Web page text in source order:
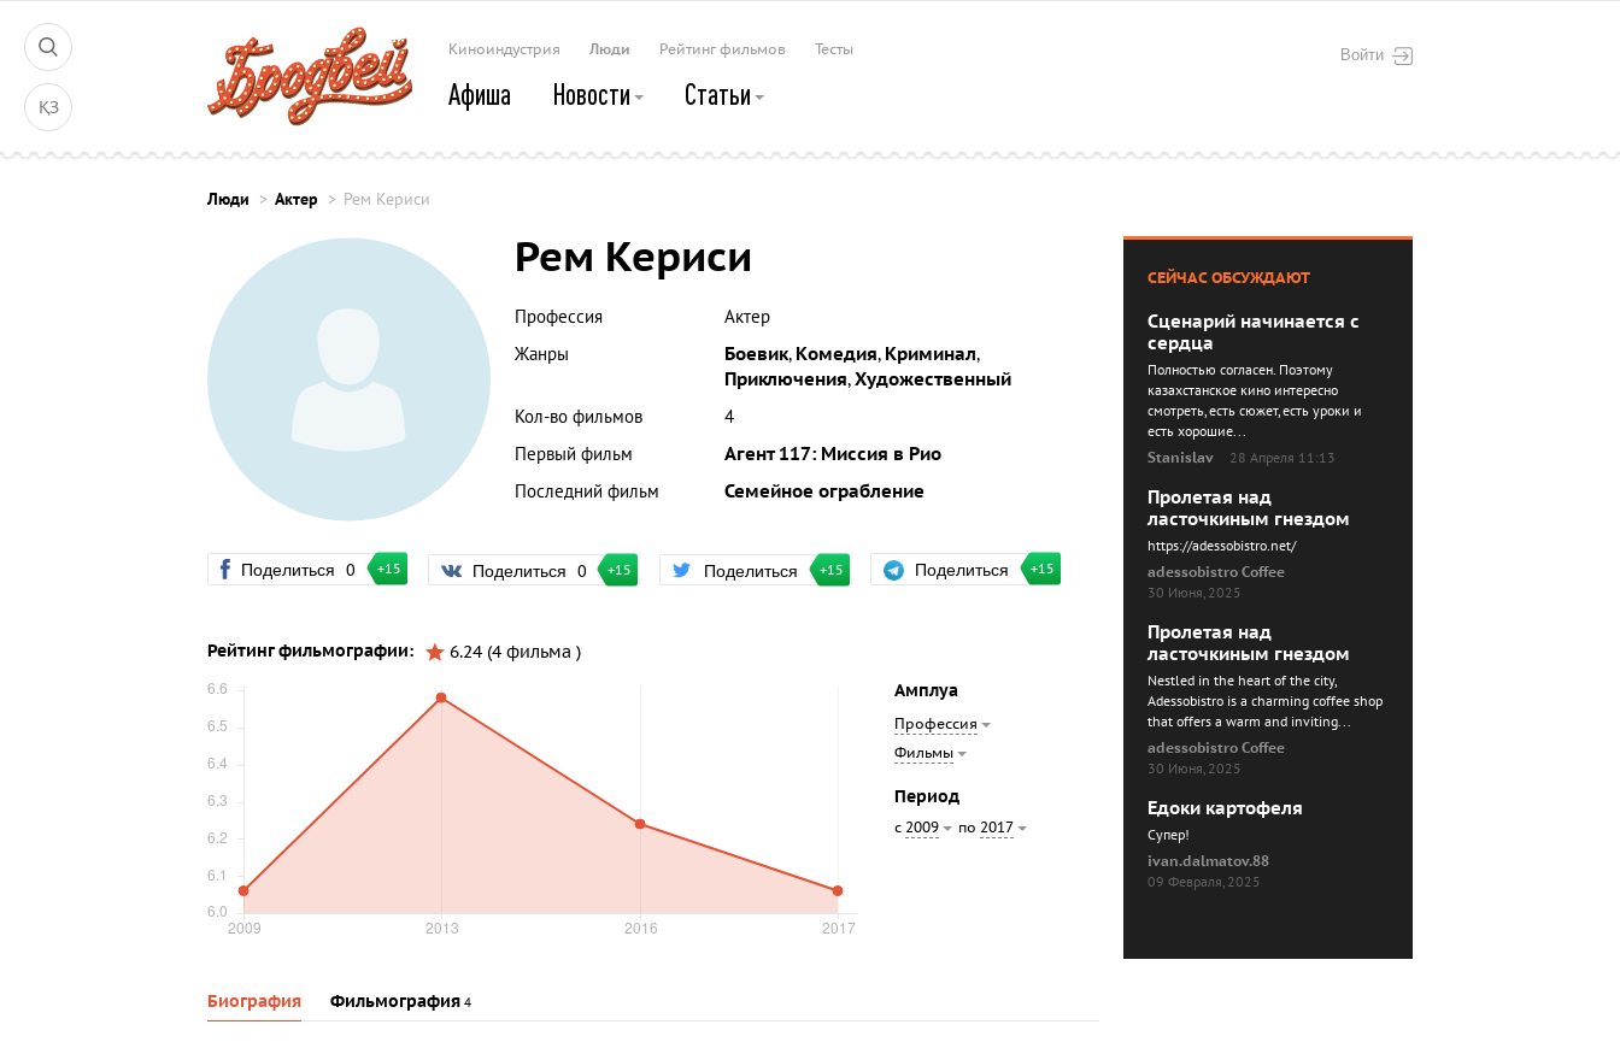
ҚЗ
Войти
Киноиндустрия Люди Рейтинг фильмов Тесты
Афиша Новости Статьи
Люди Актер Рем Кериси
Рем Кериси
Профессия
Актер
Жанры
Боевик, Комедия, Криминал,
Приключения,Художественный
Кол-во фильмов
4
Первый фильм
Агент 117: Миссия в Рио
Последний фильм
Семейное ограбление
Поделиться 0 +15 Поделиться 0 +15 Поделиться +15 Поделиться +15
Рейтинг фильмографии:
6.24 (4 фильма )
Амплуа
Профессия
Фильмы
Период
с 2009 по 2017
Биография Фильмография 4
СЕЙЧАС ОБСУЖДАЮТ
Сценарий начинается с
сердца
Полностью согласен. Поэтому
казахстанское кино интересно
смотреть, есть сюжет, есть уроки и
есть хорошие...
Stanislav
28 Апреля 11:13
Пролетая над
ласточкиным гнездом
https://adessobistro.net/
adessobistro Coffee
30 Июня, 2025
Пролетая над
ласточкиным гнездом
Nestled in the heart of the city,
Adessobistro is a charming coffee shop
that offers a warm and inviting...
adessobistro Coffee
30 Июня, 2025
Едоки картофеля
Cупер!
ivan.dalmatov.88
09 Февраля, 2025